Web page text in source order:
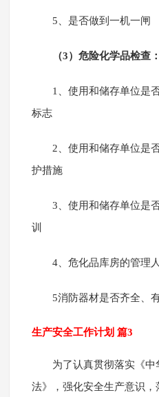
5、是否做到一机一闸
（3）危险化学品检查：
1、使用和储存单位是
标志
2、使用和储存单位是
护措施
3、使用和储存单位是
训
4、危化品库房的管理
5消防器材是否齐全、有
生产安全工作计划 篇3
为了认真贯彻落实《
法》，强化安全生产意识